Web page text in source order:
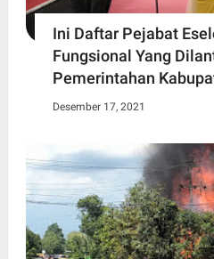
Ini Daftar Pejabat
Fungsional Yang
Pemerintahan
Desember 17, 2021